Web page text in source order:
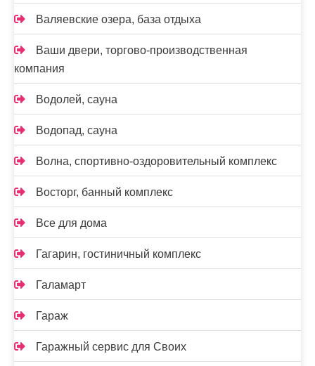
Валяевские озера, база отдыха
Ваши двери, торгово-производственная
компания
Водолей, сауна
Водопад, сауна
Волна, спортивно-оздоровительный комплекс
Восторг, банный комплекс
Все для дома
Гагарин, гостиничный комплекс
Галамарт
Гараж
Гаражный сервис для Своих